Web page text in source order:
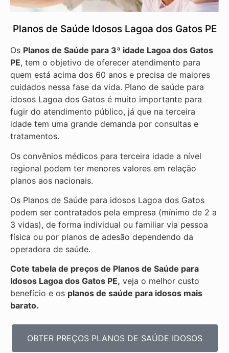
Planos de Saúde Idosos Lagoa dos Gatos PE
Os Planos de Saúde para 3ª idade Lagoa dos Gatos
PE, tem o objetivo de oferecer atendimento para
quem está acima dos 60 anos e precisa de maiores
cuidados nessa fase da vida. Plano de saúde para
idosos Lagoa dos Gatos é muito importante para
fugir do atendimento público, já que na terceira
idade tem uma grande demanda por consultas e
tratamentos.
Os convênios médicos para terceira idade a nível
regional podem ter menores valores em relação
planos aos nacionais.
Os Planos de Saúde para idosos Lagoa dos Gatos
podem ser contratados pela empresa (mínimo de 2 a
3 vidas), de forma individual ou familiar via pessoa
física ou por planos de adesão dependendo da
operadora de saúde.
Cote tabela de preços de Planos de Saúde para
Idosos Lagoa dos Gatos PE, veja o melhor custo
benefício e os planos de saúde para idosos mais
barato.
OBTER PREÇOS PLANOS DE SAÚDE IDOSOS